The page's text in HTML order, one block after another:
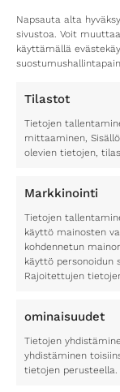
Napsauta alta
sivustoa. Voit
käyttämällä
Tilastot
Tietojen
mittaaminen,
olevien tietojen,
Markkinointi
Tietojen
käyttö mainosten
kohdennetun
käyttö personoidun
Rajoitettujen
ominaisuudet
Tietojen
yhdistäminen
tietojen perusteella.